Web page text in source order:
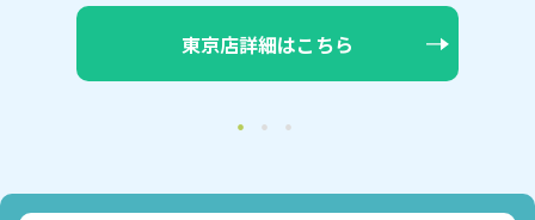
大阪店詳細はこちら